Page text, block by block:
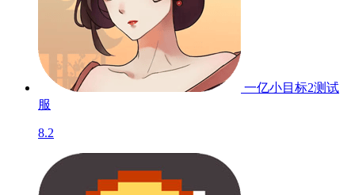
一亿小目标2测试
服
8.2